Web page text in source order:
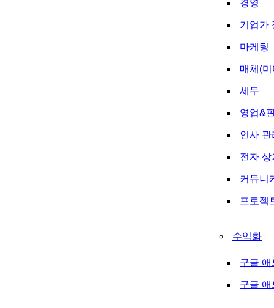
경영
기업가
마케팅
매체(
세무
영업&
인사 관
전자 상
커뮤니
프로젝
수익화
구글 애
구글